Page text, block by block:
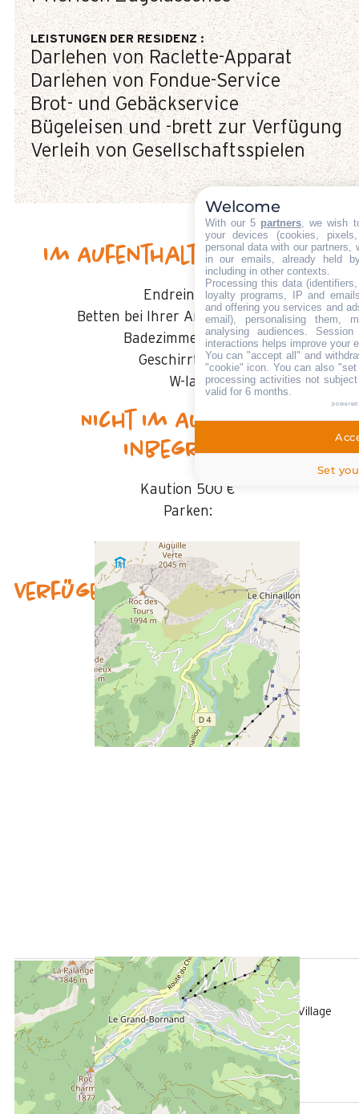
LEISTUNGEN DER RESIDENZ:
Darlehen von Raclette-Apparat
Darlehen von Fondue-Service
Brot- und Gebäckservice
Bügeleisen und -brett zur Verfügung
Verleih von Gesellschaftsspielen
Im Aufenthalt inbegriffen
Endreinigung
Betten bei Ihrer Ankunft gemacht
Badezimmerwäsche
Geschirrtücher
W-lan
Nicht im Aufenthalt
inbegriffen
Kaution 500 €
Parken:
Verfügbarkeit & Preise
ENTFERNT :
850 m
Die Touristen-Information in Le Grand-Bornand Village
450 m
vom Freizeitpark aus
250m
Des Stoppens Schiffchen im Sommer
Welcome
With our 5 partners, we wish
your devices (cookies,
personal data with our partners,
in our emails, already held
including in other contexts.
Processing this data
loyalty programs, IP and
and offering you services and
email), personalising them,
analysing audiences.
interactions helps improve your
You can "accept all" and
"cookie" icon. You can also
processing activities not
valid for 6 months.
Set